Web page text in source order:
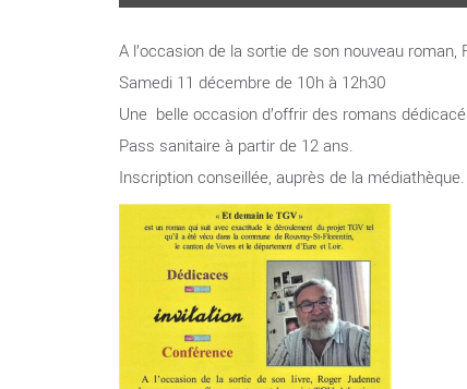
A l’occasion de la sortie de son nouveau
Samedi 11 décembre de 10h à 12h30
Une belle occasion d’offrir des romans
Pass sanitaire à partir de 12 ans.
Inscription conseillée, auprès de la médiathèque.